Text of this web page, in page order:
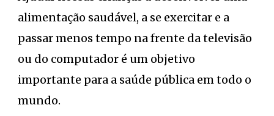
alimentação saudável, a se exercitar e a
passar menos tempo na frente da televisão
ou do computador é um objetivo
importante para a saúde pública em todo o
mundo.